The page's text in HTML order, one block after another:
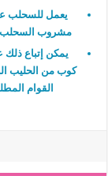
يعمل للسحلب
مشروب السحلب
يمكن إتباع
كوب من الحليب
القوام